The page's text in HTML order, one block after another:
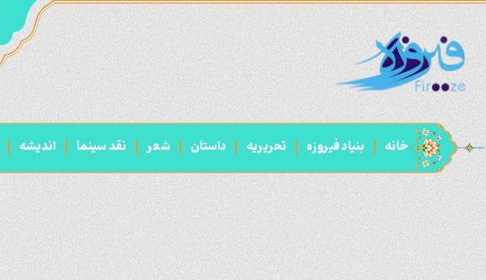
خانه بنیاد فیروزه تحریریه داستان شعر نقد سینما اندیشه